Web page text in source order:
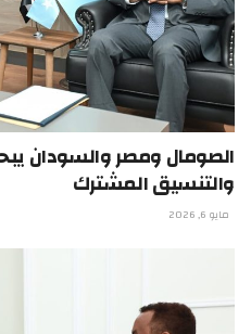
الصومال ومصر والسودان
والتنسيق المشترك
مايو 6, 2026